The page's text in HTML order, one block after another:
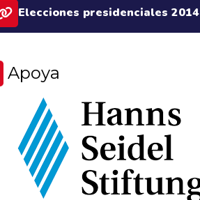
Elecciones presidenciales 2014
Apoya